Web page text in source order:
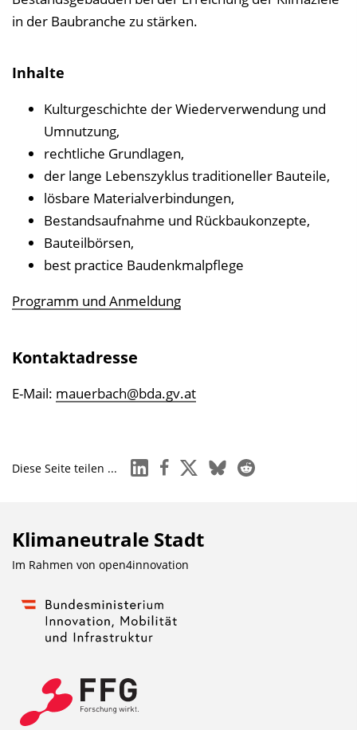
in der Baubranche zu stärken.
Inhalte
Kulturgeschichte der Wiederverwendung und
Umnutzung,
rechtliche Grundlagen,
der lange Lebenszyklus traditioneller Bauteile,
lösbare Materialverbindungen,
Bestandsaufnahme und Rückbaukonzepte,
Bauteilbörsen,
best practice Baudenkmalpflege
Programm und Anmeldung
Kontaktadresse
E-Mail: mauerbach@bda.gv.at
Diese Seite teilen ... linkedinfacebook
x blueskyreddit
Klimaneutrale Stadt
Im Rahmen von open4innovation